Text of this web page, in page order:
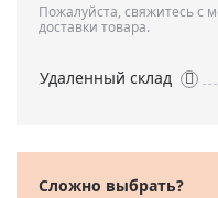
Пожалуйста, свяжитесь с
доставки товара.
Удаленный склад
Сложно выбрать?